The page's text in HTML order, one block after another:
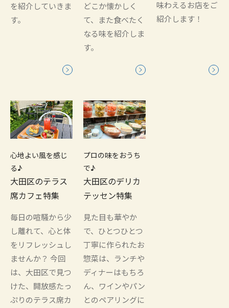
を紹介していきま
す。
どこか懐かしく
て、また食べたく
なる味を紹介しま
す。
味わえるお店をご
紹介します！
心地よい風を感じ
る♪
大田区のテラス
席カフェ特集
毎日の喧騒から少
し離れて、心と体
をリフレッシュし
ませんか？ 今回
は、大田区で見つ
けた、開放感たっ
ぷりのテラス席カ
プロの味をおうち
で♪
大田区のデリカ
テッセン特集
見た目も華やか
で、ひとつひとつ
丁寧に作られたお
惣菜は、ランチや
ディナーはもちろ
ん、ワインやパン
とのペアリングに